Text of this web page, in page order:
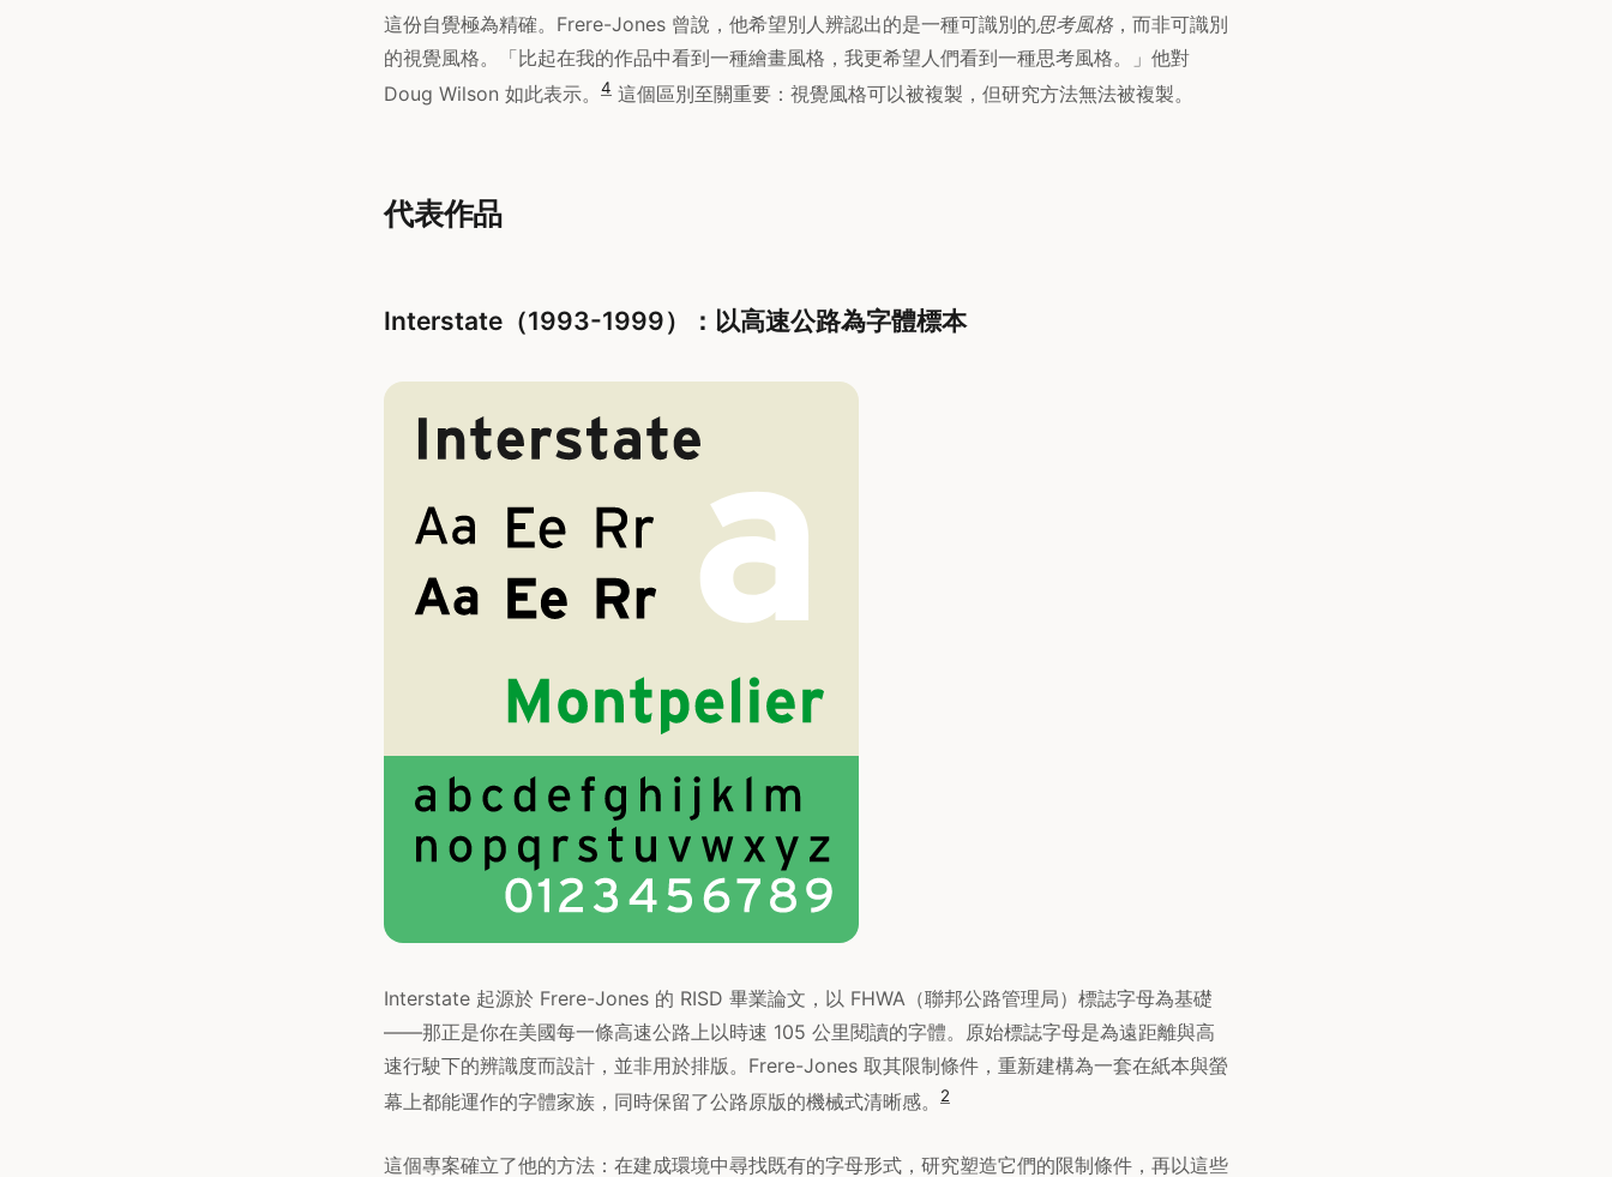
這份自覺極為精確。Frere-Jones 曾說，他希望別人辨認出的是一種可識別的思考風格 ，而非可識別
的視覺風格。「比起在我的作品中看到一種繪畫風格，我更希望人們看到一種思考風格。」他對
Doug Wilson 如此表示。
4 這個區別至關重要：視覺風格可以被複製，但研究方法無法被複製。
代表作品
Interstate（1993-1999）：以高速公路為字體標本
Interstate 起源於 Frere-Jones 的 RISD 畢業論文，以 FHWA（聯邦公路管理局）標誌字母為基礎
——那正是你在美國每一條高速公路上以時速 105 公里閱讀的字體。原始標誌字母是為遠距離與高
速行駛下的辨識度而設計，並非用於排版。Frere-Jones 取其限制條件，重新建構為一套在紙本與螢
幕上都能運作的字體家族，同時保留了公路原版的機械式清晰感。
2
這個專案確立了他的方法：在建成環境中尋找既有的字母形式，研究塑造它們的限制條件，再以這些